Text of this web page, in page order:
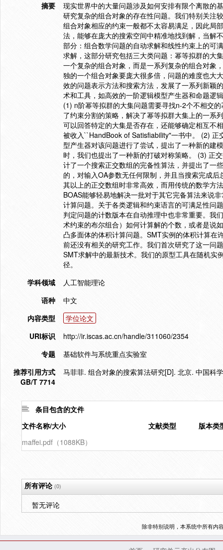
摘要
现实世界中的大量问题涉及如何安排有限个离散的
研究复杂的组合对象的存在性问题。我们特别关注
组合对象相应的约束一般都不太容易满足，因此局
法，能够在庞大的搜索空间中精准地找到解，当解
部分：组合数学问题的自动求解和线性约束上的可
求解，这部分研究包括三大类问题：幂等拟群的大
一个复杂的组合对象，而是一系列复杂的组合对象
独的一个组合对象要庞大很多倍，问题的难度也大
效的问题表示方法和搜索方法，发展了一系列新颖
术和工具，如高效的一阶逻辑模型产生器和命题逻
(1) n阶幂等拟群的大集问题需要寻找n-2个不相交
了约束分割的策略，解决了幂等拟群大集上的一系
可以回答特定的大集是否存在，还能够确定相互不
被收入``HandBook of Satisfiability"一书中。 (2)
型产生器对该问题进行了尝试，提出了一种新的建
时，我们也提出了一种新的打破对称策略。 (3) 正
计了一个搜索正交数组的完备性算法，并提出了一
的，对输入OA参数无任何限制，并且当搜索完成
其以上的正交数组时非常高效，而用传统的数学方
BOAS能够轻易地解决一批对于其它完备算法来说
计算问题。关于各类逻辑和约束语言的可满足性问
判定问题的计数版本在自动推理中也非常重要。我
术约束的布尔组合）如何计算解的个数，或者是说
凸多面体的体积计算问题。SMT实例的体积计算
前还没有相关的研究工作。我们首次研究了这一
SMT求解中的最新技术。我们的原型工具在随机实
径。
学科领域
人工智能理论
语种
中文
内容类型
学位论文
URI标识
http://ir.iscas.ac.cn/handle/311060/2354
专题
基础软件与系统重点实验室
推荐引用方式
GB/T 7714
马菲菲. 组合对象的搜索算法研究[D]. 北京. 中国科
条目包含的文件
文件名称/大小
文献类型
版本类
maffei.pdf（1088KB）
所有评论(0)
暂无评论
除非特别说明，本系统中所有内